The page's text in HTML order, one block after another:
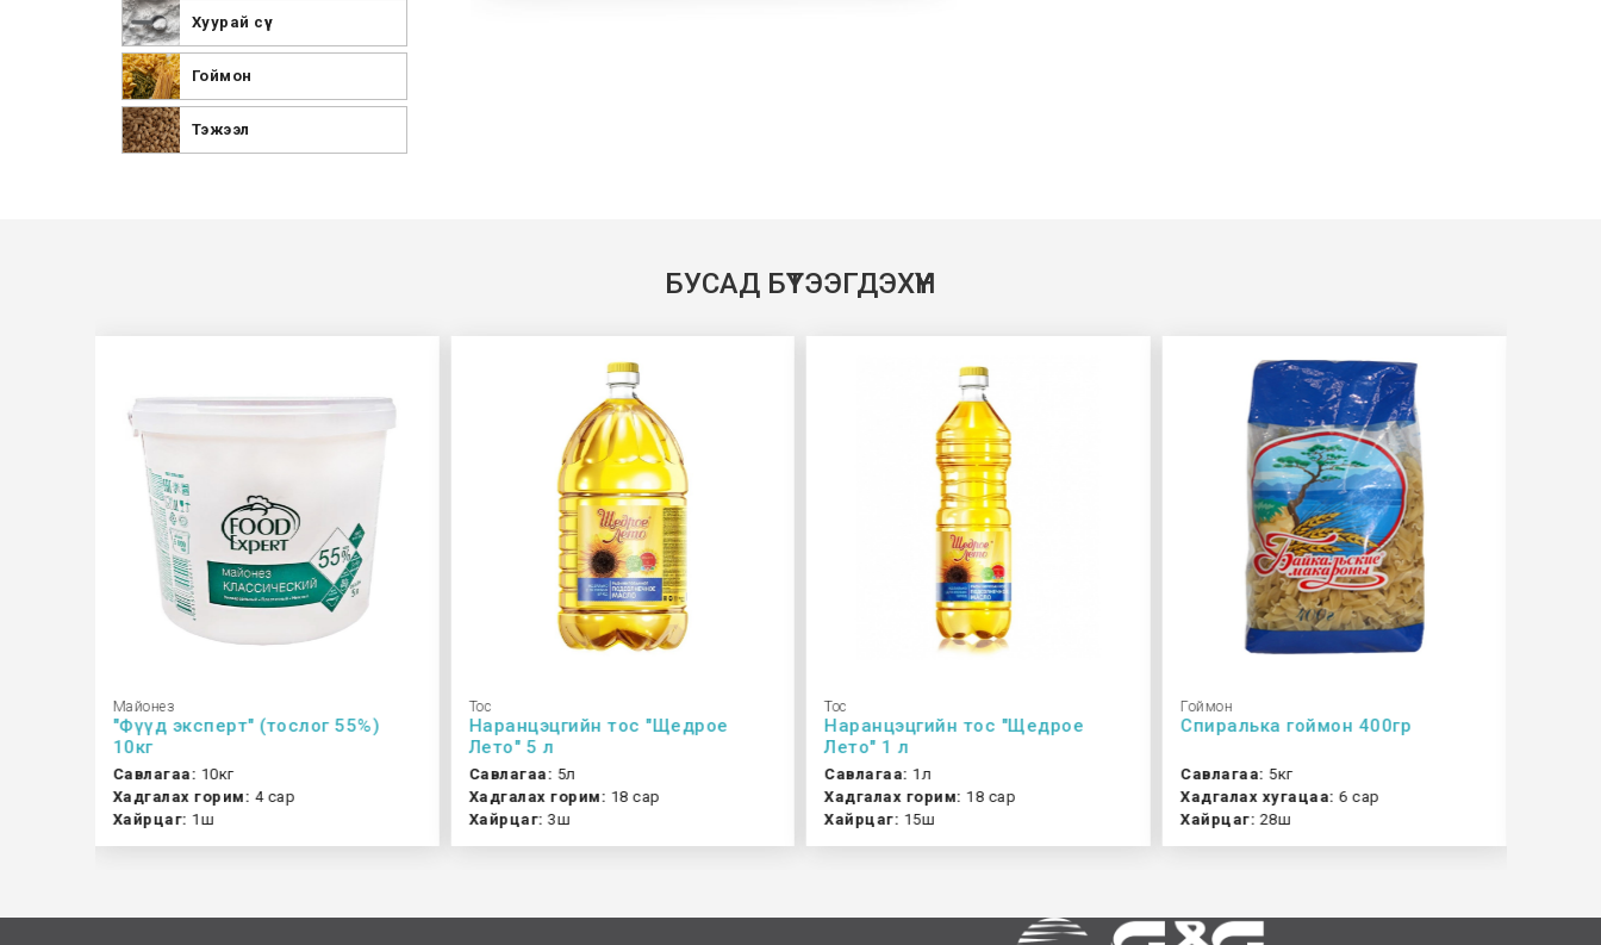
Хуурай сүү
Гоймон
Тэжээл
БУСАД БҮТЭЭГДЭХҮҮН
Майонез
"Фүүд эксперт" (тослог 55%)
10кг
Савлагаа: 10кг
Хадгалах горим: 4 сар
Хайрцаг: 1ш
Тос
Наранцэцгийн тос "Щедрое
Лето" 5 л
Савлагаа: 5л
Хадгалах горим: 18 сар
Хайрцаг: 3ш
Тос
Наранцэцгийн тос "Щедрое
Лето" 1 л
Савлагаа: 1л
Хадгалах горим: 18 сар
Хайрцаг: 15ш
Гоймон
Спиралька гоймон 400гр
Савлагаа: 5кг
Хадгалах хугацаа: 6 сар
Хайрцаг: 28ш